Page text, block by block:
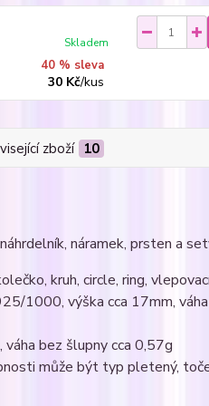
40 % sleva
30 Kč/kus
Skladem
zboží 10
náramek, prsten a
kruh, circle, ring,
1000, výška cca 17mm,
bez šlupny cca 0,57g
může být typ pletený,